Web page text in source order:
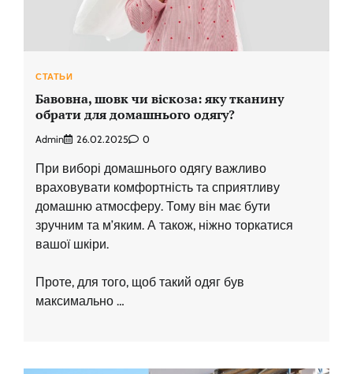
СТАТЬИ
Бавовна, шовк чи віскоза: яку тканину
обрати для домашнього одягу?
Admin 26.02.2025 0
При виборі домашнього одягу важливо
враховувати комфортність та сприятливу
домашню атмосферу. Тому він має бути
зручним та м’яким. А також, ніжно торкатися
вашої шкіри.
Проте, для того, щоб такий одяг був
максимально …